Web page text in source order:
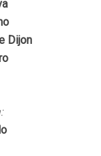
Dijon